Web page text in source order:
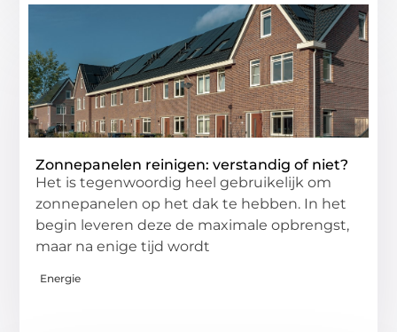
Zonnepanelen reinigen: verstandig of niet?
Het is tegenwoordig heel gebruikelijk om
zonnepanelen op het dak te hebben. In het
begin leveren deze de maximale opbrengst,
maar na enige tijd wordt
Energie